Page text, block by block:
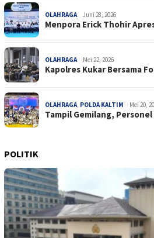
OLAHRAGA Juni 28, 2026
Menpora Erick Thohir
OLAHRAGA Mei 22, 2026
Kapolres Kukar Bersama
OLAHRAGA, POLDA KALTIM Mei 20,
Tampil Gemilang,
POLITIK